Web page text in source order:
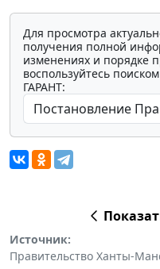
Для просмотра
получения полной
изменениях и порядке
воспользуйтесь
ГАРАНТ:
Источник:
Правительство Ханты-